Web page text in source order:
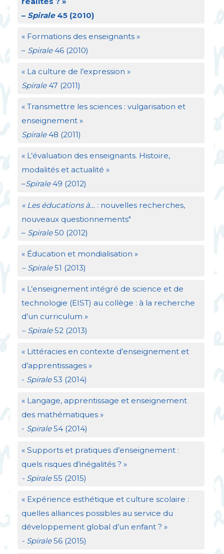
– Spirale45 (2010)
« Formations des enseignants »
– Spirale46 (2010)
« La culture de l’expression »
Spirale47 (2011)
« Transmettre les sciences : vulgarisation et
enseignement »
Spirale48 (2011)
« L’évaluation des enseignants. Histoire,
modalités et actualité »
–Spirale49 (2012)
« Les éducations à… : nouvelles recherches,
nouveaux questionnements"
– Spirale50 (2012)
« Éducation et mondialisation »
– Spirale51 (2013)
« L’enseignement intégré de science et de
technologie (EIST) au collège : à la recherche
d’un curriculum »
– Spirale52 (2013)
« Littéracies en contexte d’enseignement et
d’apprentissages »
- Spirale53 (2014)
« Langage, apprentissage et enseignement
des mathématiques »
- Spirale54 (2014)
« Supports et pratiques d’enseignement :
quels risques d’inégalités ? »
- Spirale55 (2015)
« Expérience esthétique et culture scolaire :
quelles alliances possibles au service du
développement global d’un enfant ? »
- Spirale56 (2015)